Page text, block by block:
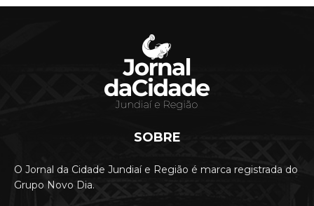
SOBRE
O Jornal da Cidade Jundiaí e Região é marca registrada do
Grupo Novo Dia.